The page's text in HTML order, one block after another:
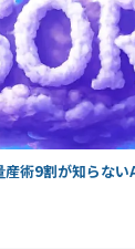
術9割が知らな